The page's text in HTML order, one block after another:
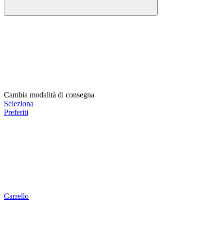
Cambia modalità di consegna
Seleziona
Preferiti
Carrello